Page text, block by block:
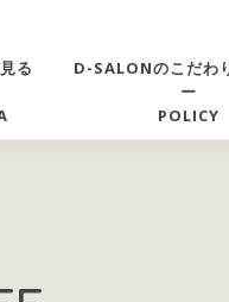
る
D-SALONのこだわ
ー
POLICY